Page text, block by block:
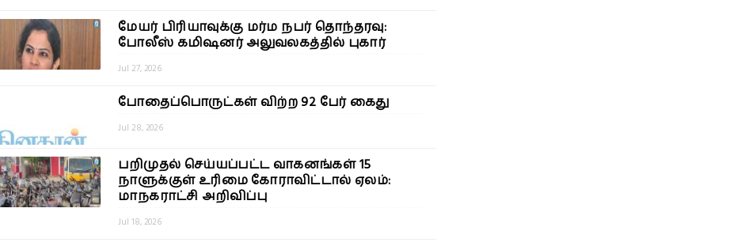
மேயர் பிரியாவுக்கு மர்ம நபர் தொந்தரவு:
போலீஸ் கமிஷனர் அலுவலகத்தில் புகார்
Jul 27, 2026
போதைப்பொருட்கள் விற்ற 92 பேர் கைது
Jul 28, 2026
பறிமுதல் செய்யப்பட்ட வாகனங்கள் 15
நாளுக்குள் உரிமை கோராவிட்டால் ஏலம்:
மாநகராட்சி அறிவிப்பு
Jul 18, 2026